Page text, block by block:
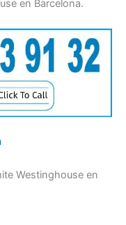
en Barcelona.
Westinghouse en